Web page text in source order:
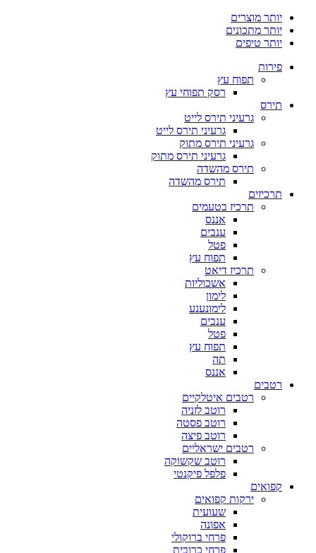
יותר מוצרים
יותר מתכונים
יותר טיפים
פירות
תפוח עץ
רסק תפוחי עץ
תירס
גרעיני תירס לייט
גרעיני תירס לייט
גרעיני תירס מתוק
גרעיני תירס מתוק
תירס מהשדה
תירס מהשדה
תרכיזים
תרכיז בטעמים
אננס
ענבים
פטל
תפוח עץ
תרכיז דיאט
אשכוליות
לימון
לימונענע
ענבים
פטל
תפוח עץ
תה
אננס
רטבים
רטבים איטלקיים
רוטב לזניה
רוטב פסטה
רוטב פיצה
רטבים ישראליים
רוטב שקשוקה
פלפל פיקנטי
קפואים
ירקות קפואים
שעועית
אפונה
פרחי ברוקולי
פרחי כרובית